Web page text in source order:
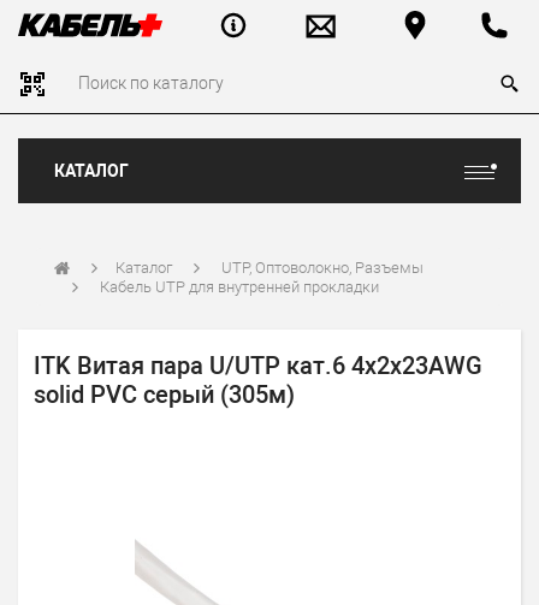
КАТАЛОГ
Каталог
UTP, Оптоволокно, Разъемы
Кабель UTP для внутренней прокладки
ITK Витая пара U/UTP кат.6 4х2х23AWG
solid PVC серый (305м)